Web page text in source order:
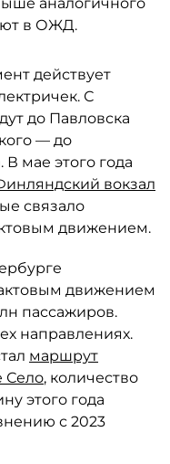
в ОЖД.
действует
С
до Павловска
— до
мае этого года
вокзал
связало
движением.
движением
пассажиров.
направлениях.
маршрут
Село, количество
этого года
с 2023